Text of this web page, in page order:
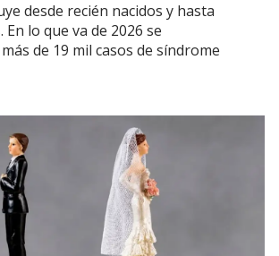
desde recién nacidos y hasta
En lo que va de 2026 se
de 19 mil casos de síndrome